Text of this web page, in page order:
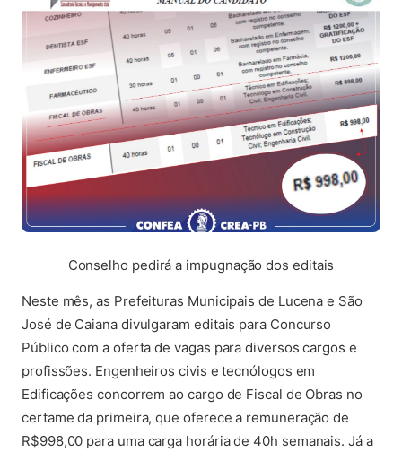
Conselho pedirá a impugnação dos editais
Neste mês, as Prefeituras Municipais de Lucena e São
José de Caiana divulgaram editais para Concurso
Público com a oferta de vagas para diversos cargos e
profissões. Engenheiros civis e tecnólogos em
Edificações concorrem ao cargo de Fiscal de Obras no
certame da primeira, que oferece a remuneração de
R$998,00 para uma carga horária de 40h semanais. Já a